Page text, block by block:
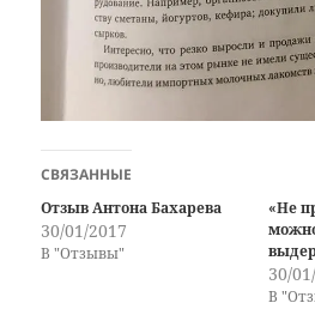
СВЯЗАННЫЕ
Отзыв Антона Бахарева
30/01/2017
В "Отзывы"
«Не
30/
В